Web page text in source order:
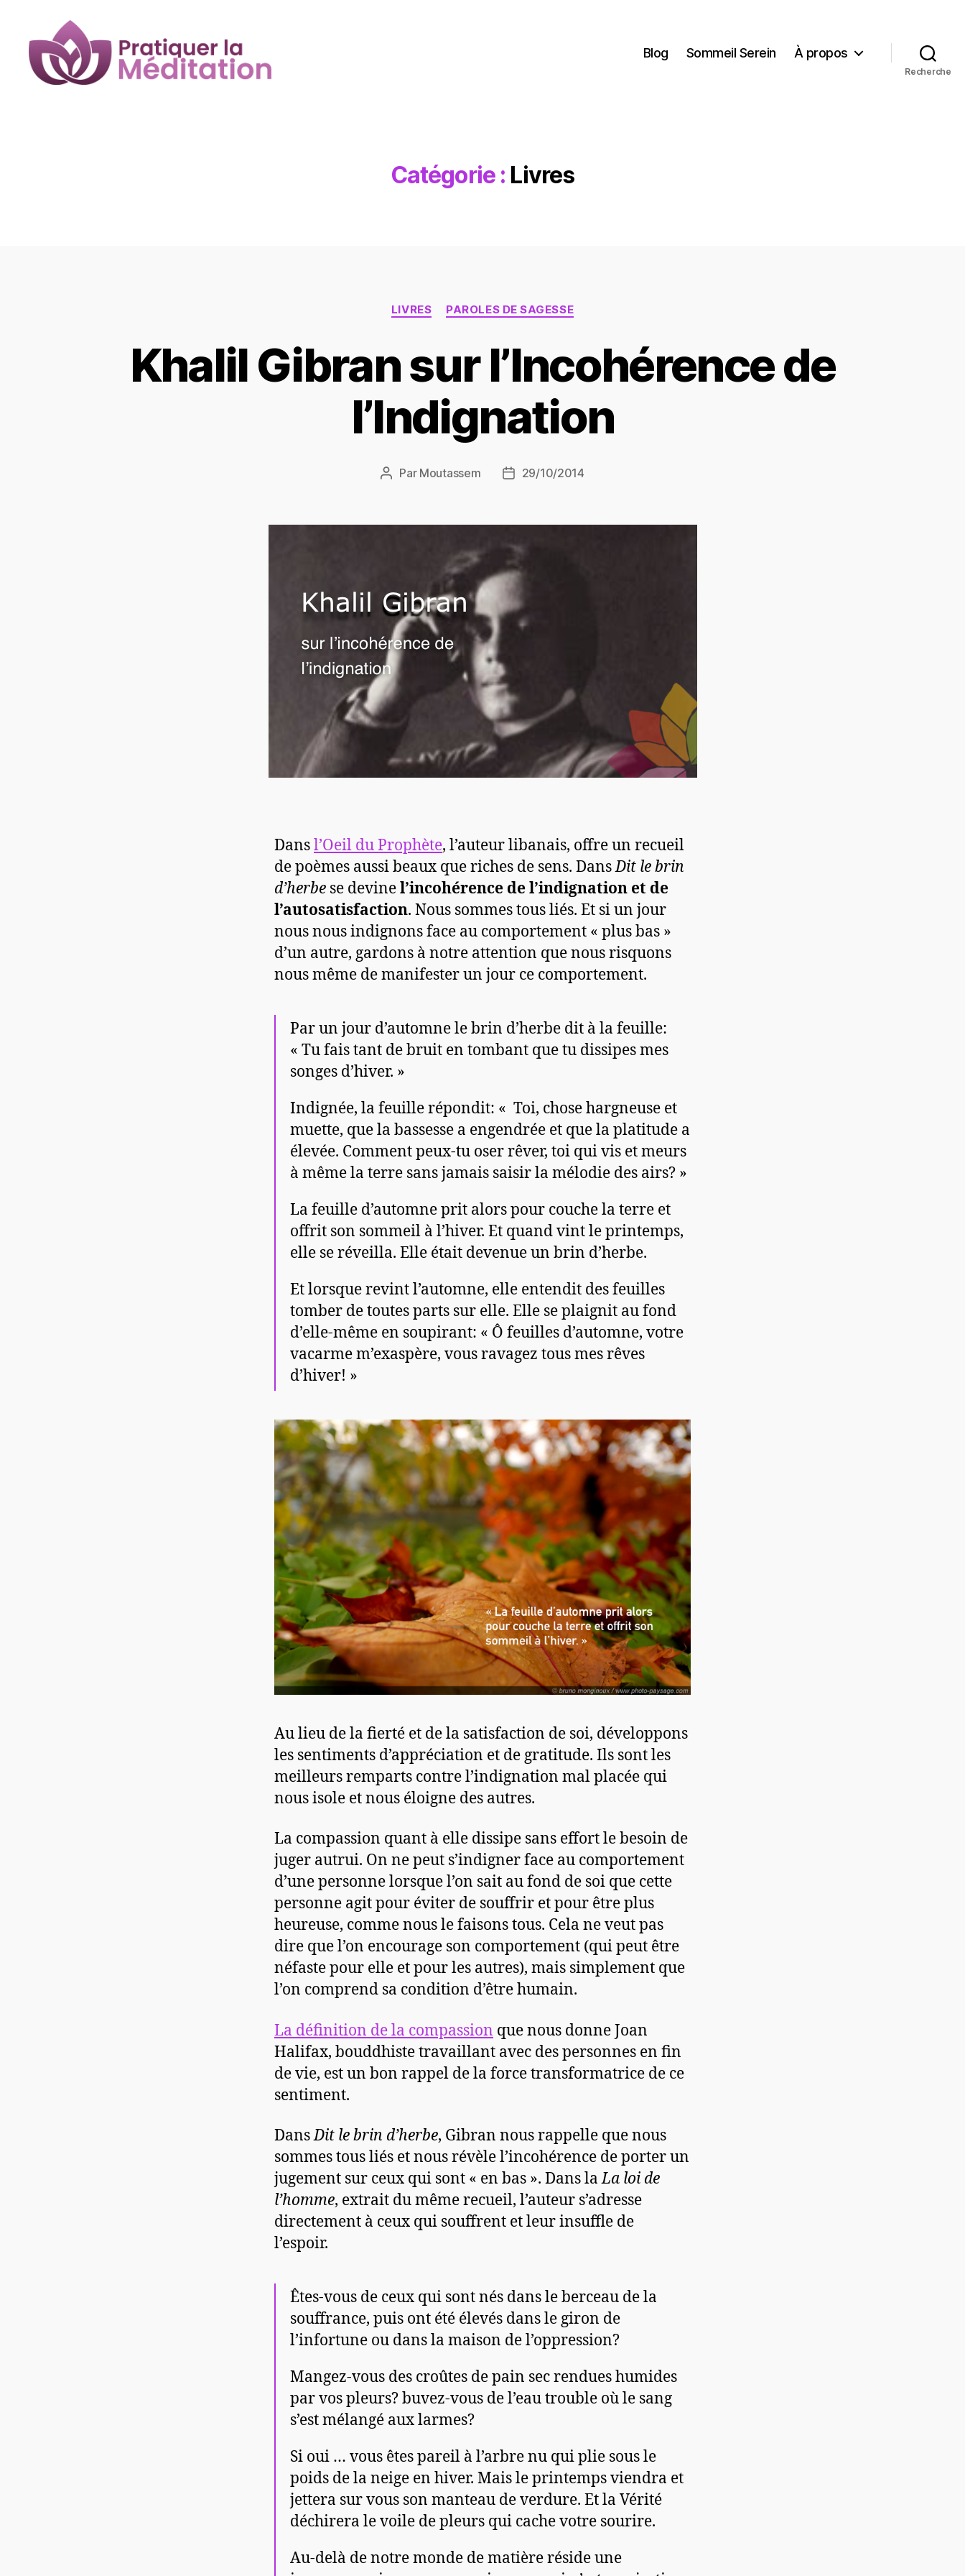
Blog Sommeil Serein À propos
Recherche
Catégorie : Livres
Catégories
LIVRES PAROLES DE SAGESSE
Khalil Gibran sur l’Incohérence de
l’Indignation
Auteur
Par Moutassem
Date29/10/2014
Dansl’Oeil du Prophète, l’auteur libanais, offre un recueil
de poèmes aussi beaux que riches de sens. DansDit le brin
d’herbe se devinel’incohérence de l’indignation et de
l’autosatisfaction. Nous sommes tous liés. Et si un jour
nous nous indignons face au comportement « plus bas »
d’un autre, gardons à notre attention que nous risquons
nous même de manifester un jour ce comportement.
Par un jour d’automne le brin d’herbe dit à la feuille:
« Tu fais tant de bruit en tombant que tu dissipes mes
songes d’hiver. »
Indignée, la feuille répondit: « Toi, chose hargneuse et
muette, que la bassesse a engendrée et que la platitude a
élevée. Comment peux-tu oser rêver, toi qui vis et meurs
à même la terre sans jamais saisir la mélodie des airs? »
La feuille d’automne prit alors pour couche la terre et
offrit son sommeil à l’hiver. Et quand vint le printemps,
elle se réveilla. Elle était devenue un brin d’herbe.
Et lorsque revint l’automne, elle entendit des feuilles
tomber de toutes parts sur elle. Elle se plaignit au fond
d’elle-même en soupirant: « Ô feuilles d’automne, votre
vacarme m’exaspère, vous ravagez tous mes rêves
d’hiver! »
Au lieu de la fierté et de la satisfaction de soi, développons
les sentiments d’appréciation et de gratitude. Ils sont les
meilleurs remparts contre l’indignation mal placée qui
nous isole et nous éloigne des autres.
La compassion quant à elle dissipe sans effort le besoin de
juger autrui. On ne peut s’indigner face au comportement
d’une personne lorsque l’on sait au fond de soi que cette
personne agit pour éviter de souffrir et pour être plus
heureuse, comme nous le faisons tous. Cela ne veut pas
dire que l’on encourage son comportement (qui peut être
néfaste pour elle et pour les autres), mais simplement que
l’on comprend sa condition d’être humain.
La définition de la compassion que nous donne Joan
Halifax, bouddhiste travaillant avec des personnes en fin
de vie, est un bon rappel de la force transformatrice de ce
sentiment.
DansDit le brin d’herbe, Gibran nous rappelle que nous
sommes tous liés et nous révèle l’incohérence de porter un
jugement sur ceux qui sont « en bas ». Dans laLa loi de
l’homme, extrait du même recueil, l’auteur s’adresse
directement à ceux qui souffrent et leur insuffle de
l’espoir.
Êtes-vous de ceux qui sont nés dans le berceau de la
souffrance, puis ont été élevés dans le giron de
l’infortune ou dans la maison de l’oppression?
Mangez-vous des croûtes de pain sec rendues humides
par vos pleurs? buvez-vous de l’eau trouble où le sang
s’est mélangé aux larmes?
Si oui … vous êtes pareil à l’arbre nu qui plie sous le
poids de la neige en hiver. Mais le printemps viendra et
jettera sur vous son manteau de verdure. Et la Vérité
déchirera le voile de pleurs qui cache votre sourire.
Au-delà de notre monde de matière réside une